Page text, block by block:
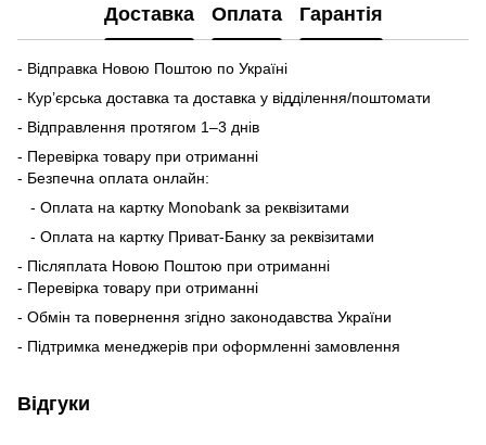
Доставка Оплата Гарантія
- Відправка Новою Поштою по Україні
- Кур’єрська доставка та доставка у відділення/поштомати
- Відправлення протягом 1–3 днів
- Перевірка товару при отриманні
- Безпечна оплата онлайн:
- Оплата на картку Monobank за реквізитами
- Оплата на картку Приват-Банку за реквізитами
- Післяплата Новою Поштою при отриманні
- Перевірка товару при отриманні
- Обмін та повернення згідно законодавства України
- Підтримка менеджерів при оформленні замовлення
Відгуки